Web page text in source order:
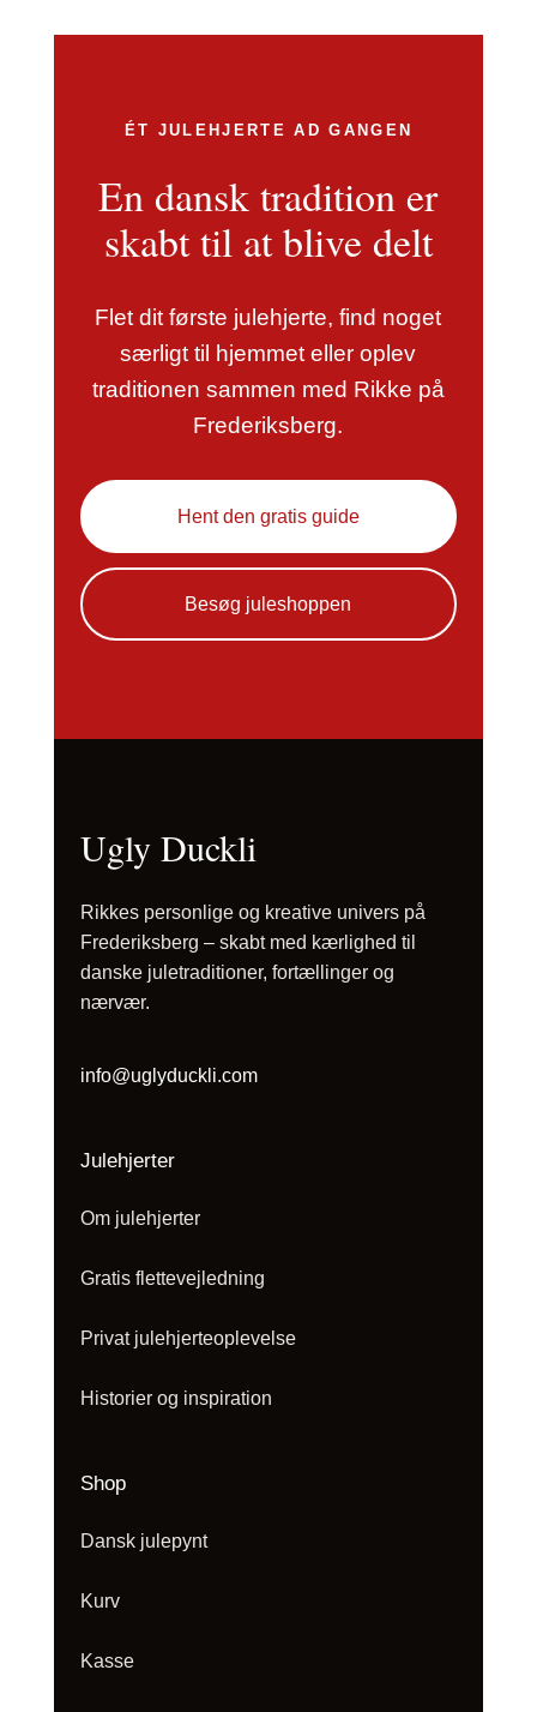
ÉT JULEHJERTE AD GANGEN
En dansk tradition er
skabt til at blive delt
Flet dit første julehjerte, find noget
særligt til hjemmet eller oplev
traditionen sammen med Rikke på
Frederiksberg.
Hent den gratis guide
Besøg juleshoppen
Ugly Duckli
Rikkes personlige og kreative univers på
Frederiksberg – skabt med kærlighed til
danske juletraditioner, fortællinger og
nærvær.
info@uglyduckli.com
Julehjerter
Om julehjerter
Gratis flettevejledning
Privat julehjerteoplevelse
Historier og inspiration
Shop
Dansk julepynt
Kurv
Kasse